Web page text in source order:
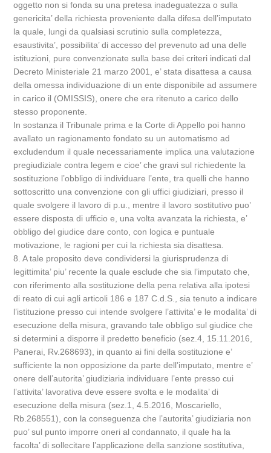
oggetto non si fonda su una pretesa inadeguatezza o sulla
genericita’ della richiesta proveniente dalla difesa dell’imputato
la quale, lungi da qualsiasi scrutinio sulla completezza,
esaustivita’, possibilita’ di accesso del prevenuto ad una delle
istituzioni, pure convenzionate sulla base dei criteri indicati dal
Decreto Ministeriale 21 marzo 2001, e’ stata disattesa a causa
della omessa individuazione di un ente disponibile ad assumere
in carico il (OMISSIS), onere che era ritenuto a carico dello
stesso proponente.
In sostanza il Tribunale prima e la Corte di Appello poi hanno
avallato un ragionamento fondato su un automatismo ad
excludendum il quale necessariamente implica una valutazione
pregiudiziale contra legem e cioe’ che gravi sul richiedente la
sostituzione l’obbligo di individuare l’ente, tra quelli che hanno
sottoscritto una convenzione con gli uffici giudiziari, presso il
quale svolgere il lavoro di p.u., mentre il lavoro sostitutivo puo’
essere disposta di ufficio e, una volta avanzata la richiesta, e’
obbligo del giudice dare conto, con logica e puntuale
motivazione, le ragioni per cui la richiesta sia disattesa.
8. A tale proposito deve condividersi la giurisprudenza di
legittimita’ piu’ recente la quale esclude che sia l’imputato che,
con riferimento alla sostituzione della pena relativa alla ipotesi
di reato di cui agli articoli 186 e 187 C.d.S., sia tenuto a indicare
l’istituzione presso cui intende svolgere l’attivita’ e le modalita’ di
esecuzione della misura, gravando tale obbligo sul giudice che
si determini a disporre il predetto beneficio (sez.4, 15.11.2016,
Panerai, Rv.268693), in quanto ai fini della sostituzione e’
sufficiente la non opposizione da parte dell’imputato, mentre e’
onere dell’autorita’ giudiziaria individuare l’ente presso cui
l’attivita’ lavorativa deve essere svolta e le modalita’ di
esecuzione della misura (sez.1, 4.5.2016, Moscariello,
Rb.268551), con la conseguenza che l’autorita’ giudiziaria non
puo’ sul punto imporre oneri al condannato, il quale ha la
facolta’ di sollecitare l’applicazione della sanzione sostitutiva,